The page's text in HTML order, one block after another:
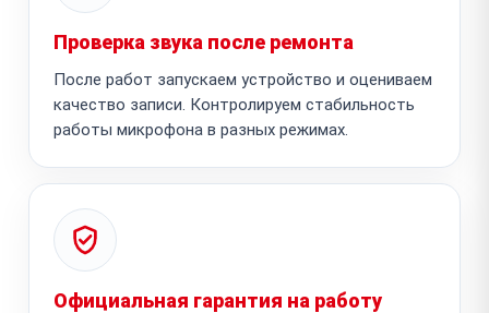
Проверка звука после ремонта
После работ запускаем устройство и оцениваем
качество записи. Контролируем стабильность
работы микрофона в разных режимах.
Официальная гарантия на работу